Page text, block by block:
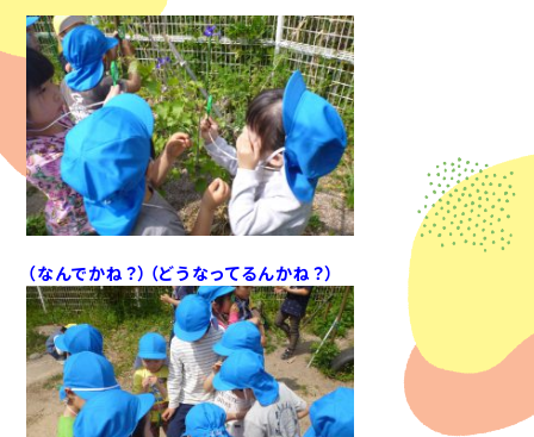
（なんでかね？）（どうなってるんかね？）